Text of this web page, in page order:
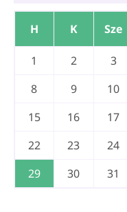
H K Sze
1 2 3
8
9 10
15
16 17
22
23 24
29
30 31